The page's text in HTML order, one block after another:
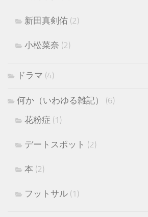
新田真剣佑 (2)
小松菜奈 (2)
ドラマ (4)
何か（いわゆる雑記）
(6)
花粉症 (1)
デートスポット (2)
本 (2)
フットサル (1)